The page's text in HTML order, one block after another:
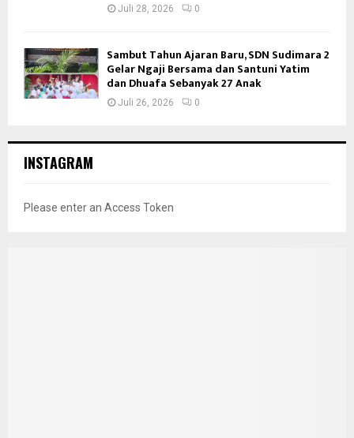
Juli 28, 2026 0
Sambut Tahun Ajaran Baru, SDN Sudimara 2
Gelar Ngaji Bersama dan Santuni Yatim
dan Dhuafa Sebanyak 27 Anak
Juli 26, 2026 0
INSTAGRAM
Please enter an Access Token